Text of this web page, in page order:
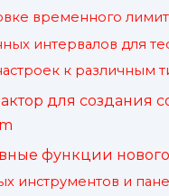
временного
интервалов для
к различным
для создания
функции
инструментов и